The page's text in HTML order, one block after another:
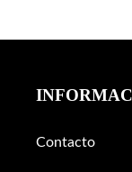
Contacto